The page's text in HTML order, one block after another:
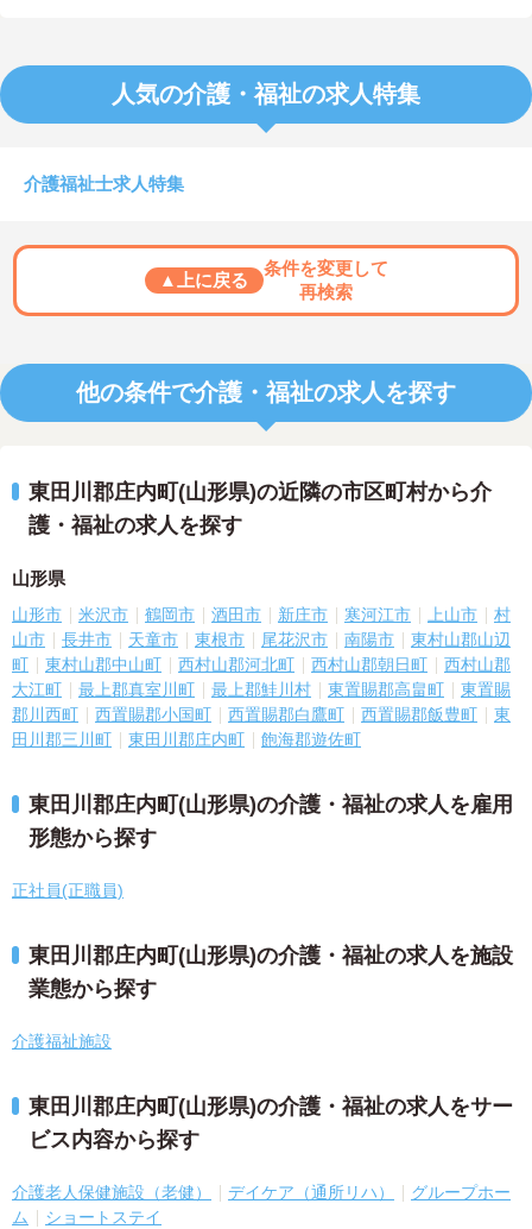
人気の介護・福祉の求人特集
介護福祉士求人特集
▲上に戻る
条件を変更して
再検索
他の条件で介護・福祉の求人を探す
東田川郡庄内町(山形県)の近隣の市区町村から介
護・福祉の求人を探す
山形県
山形市 米沢市 鶴岡市 酒田市 新庄市 寒河江市 上山市
村
山市
長井市 天童市 東根市 尾花沢市 南陽市
東村山郡山辺
町
東村山郡中山町 西村山郡河北町 西村山郡朝日町
西村山郡
大江町
最上郡真室川町 最上郡鮭川村 東置賜郡高畠町
東置賜
郡川西町
西置賜郡小国町 西置賜郡白鷹町 西置賜郡飯豊町
東
田川郡三川町
東田川郡庄内町 飽海郡遊佐町
東田川郡庄内町(山形県)の介護・福祉の求人を雇用
形態から探す
正社員(正職員)
東田川郡庄内町(山形県)の介護・福祉の求人を施設
業態から探す
介護福祉施設
東田川郡庄内町(山形県)の介護・福祉の求人をサー
ビス内容から探す
介護老人保健施設（老健） デイケア（通所リハ）
グループホー
ム
ショートステイ